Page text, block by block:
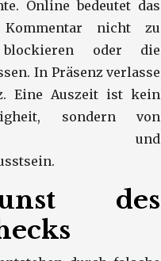
Online bedeutet das
nicht zu
oder die
In Präsenz verlasse
Eine Auszeit ist kein
sondern von
und
des